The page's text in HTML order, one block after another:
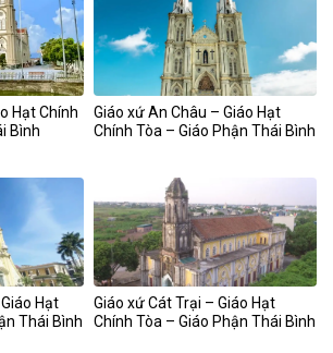
Hạt Chính
Bình
Giáo xứ An Châu – Giáo Hạt
Chính Tòa – Giáo Phận Thái Bình
Hạt
Thái Bình
Giáo xứ Cát Trại – Giáo Hạt
Chính Tòa – Giáo Phận Thái Bình